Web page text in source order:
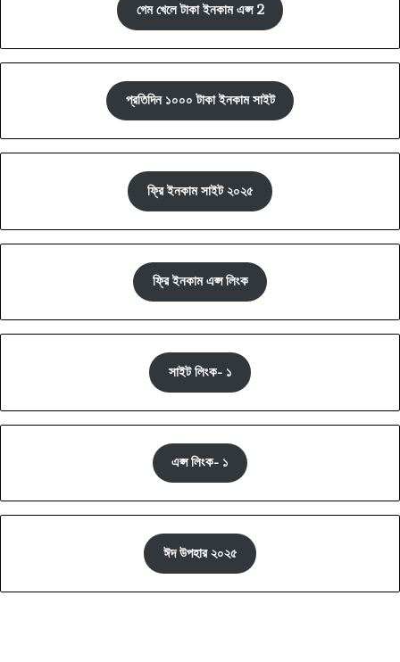
গেম খেলে টাকা ইনকাম এপ্স 2
প্রতিদিন ১০০০ টাকা ইনকাম সাইট
ফ্রি ইনকাম সাইট ২০২৫
ফ্রি ইনকাম এপ্স লিংক
সাইট লিংক- ১
এপ্স লিংক- ১
ঈদ উপহার ২০২৫